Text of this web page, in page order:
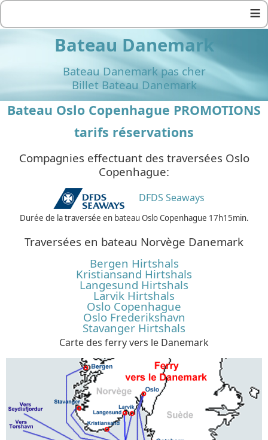
≡
Bateau Danemark
Bateau Danemark pas cher
Billet Bateau Danemark
Bateau Oslo Copenhague PROMOTIONS
tarifs réservations
Compagnies effectuant des traversées Oslo
Copenhague:
DFDS Seaways
Durée de la traversée en bateau Oslo Copenhague 17h15min.
Traversées en bateau Norvège Danemark
Bergen Hirtshals
Kristiansand Hirtshals
Langesund Hirtshals
Larvik Hirtshals
Oslo Copenhague
Oslo Frederikshavn
Stavanger Hirtshals
Carte des ferry vers le Danemark